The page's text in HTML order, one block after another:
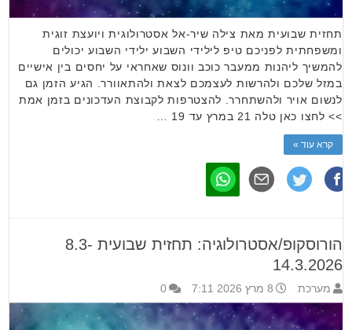
תחזית שבועית מאת צילה שיר-אל אסטרולוגית ויועצת זוגית
ומשפחתית לפניכם טיפ לילידי השבוע ילידי השבוע יכולים
להמשיך ליהנות ממעבר כוכב וונוס שאחראי על יחסים בין אישיים
במזל שלכם ולהרשות לעצמכם לצאת ולהתאוורר. הגיע הזמן גם
לנשום אויר ולהשתחרר. להצטרפות לקבוצת העדכונים בזמן אמת
>> לחצו כאן טלה 21 במרץ עד 19 …
קרא עוד »
הורוסקופ/אסטרולוגיה: תחזית שבועית 8.3-
14.3.2026
מערכת 8 מרץ 2026 7:11 0